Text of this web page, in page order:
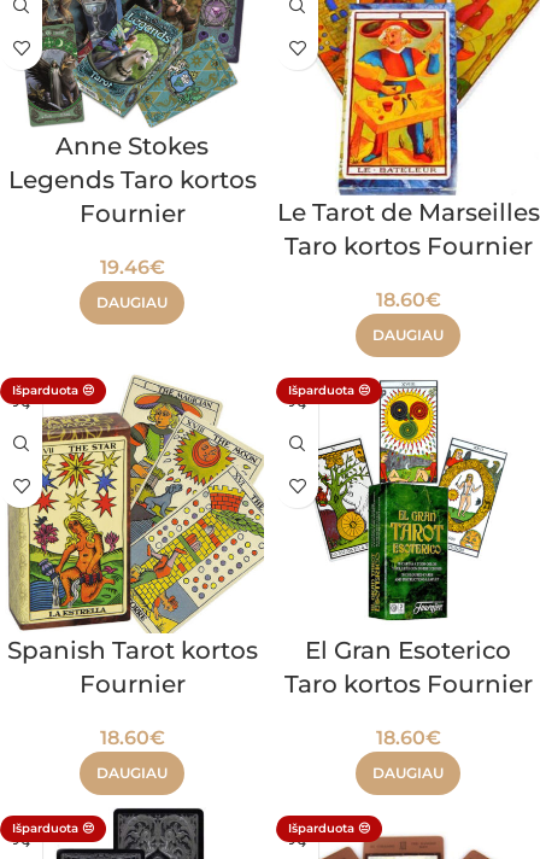
Anne Stokes
Legends Taro kortos
Fournier
19.46€
DAUGIAU
Le Tarot de Marseilles
Taro kortos Fournier
18.60€
DAUGIAU
Išparduota 😔
Spanish Tarot kortos
Fournier
18.60€
DAUGIAU
Išparduota 😔
El Gran Esoterico
Taro kortos Fournier
18.60€
DAUGIAU
Išparduota 😔 Išparduota 😔